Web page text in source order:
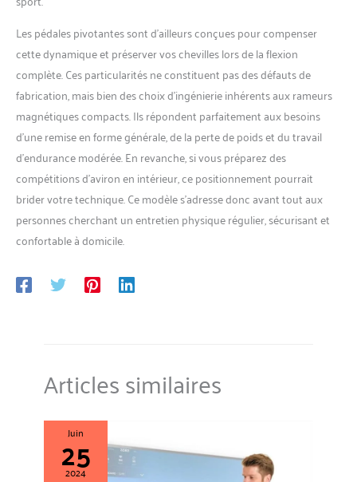
Les pédales pivotantes sont d’ailleurs conçues pour compenser
cette dynamique et préserver vos chevilles lors de la flexion
complète. Ces particularités ne constituent pas des défauts de
fabrication, mais bien des choix d’ingénierie inhérents aux rameurs
magnétiques compacts. Ils répondent parfaitement aux besoins
d’une remise en forme générale, de la perte de poids et du travail
d’endurance modérée. En revanche, si vous préparez des
compétitions d’aviron en intérieur, ce positionnement pourrait
brider votre technique. Ce modèle s’adresse donc avant tout aux
personnes cherchant un entretien physique régulier, sécurisant et
confortable à domicile.
Articles similaires
Juin
25
2024